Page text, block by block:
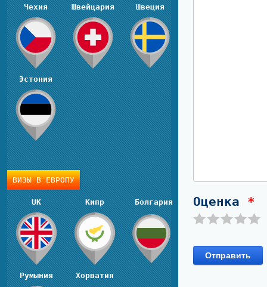
Чехия Швейцария Швеция
Эстония
ВИЗЫ В ЕВРОПУ
UK Кипр Болгария
Румыния Хорватия
Оценка *
Отправить